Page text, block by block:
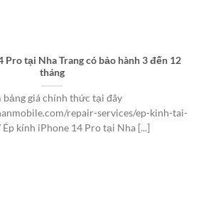
Pro tại Nha Trang có bảo hành 3 đến 12
tháng
bảng giá chính thức tại đây
repair-services/ep-kinh-tai-
kính iPhone 14 Pro tại Nha [...]